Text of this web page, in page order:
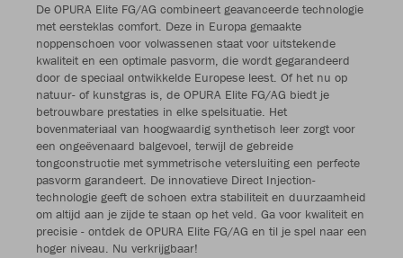
De OPURA Elite FG/AG combineert geavanceerde technologie
met eersteklas comfort. Deze in Europa gemaakte
noppenschoen voor volwassenen staat voor uitstekende
kwaliteit en een optimale pasvorm, die wordt gegarandeerd
door de speciaal ontwikkelde Europese leest. Of het nu op
natuur- of kunstgras is, de OPURA Elite FG/AG biedt je
betrouwbare prestaties in elke spelsituatie. Het
bovenmateriaal van hoogwaardig synthetisch leer zorgt voor
een ongeëvenaard balgevoel, terwijl de gebreide
tongconstructie met symmetrische vetersluiting een perfecte
pasvorm garandeert. De innovatieve Direct Injection-
technologie geeft de schoen extra stabiliteit en duurzaamheid
om altijd aan je zijde te staan op het veld. Ga voor kwaliteit en
precisie - ontdek de OPURA Elite FG/AG en til je spel naar een
hoger niveau. Nu verkrijgbaar!